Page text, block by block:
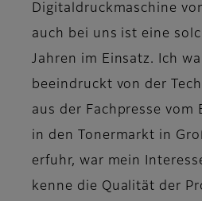
Digitaldruckmaschine
auch bei uns ist eine
Jahren im Einsatz. Ich
beeindruckt von der
aus der Fachpresse vom
in den Tonermarkt in
erfuhr, war mein
kenne die Qualität der